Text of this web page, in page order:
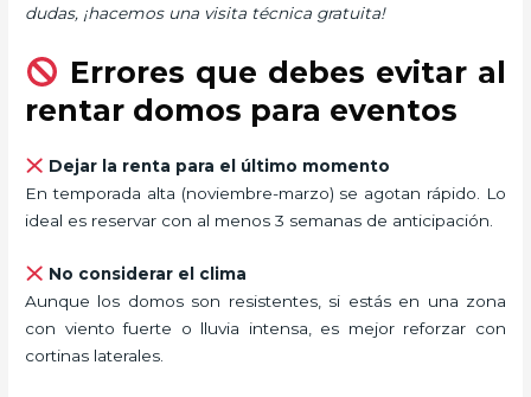
dudas, ¡hacemos una visita técnica gratuita!
Errores que debes evitar al
rentar domos para eventos
Dejar la renta para el último momento
En temporada alta (noviembre-marzo) se agotan rápido. Lo
ideal es reservar con al menos 3 semanas de anticipación.
No considerar el clima
Aunque los domos son resistentes, si estás en una zona
con viento fuerte o lluvia intensa, es mejor reforzar con
cortinas laterales.